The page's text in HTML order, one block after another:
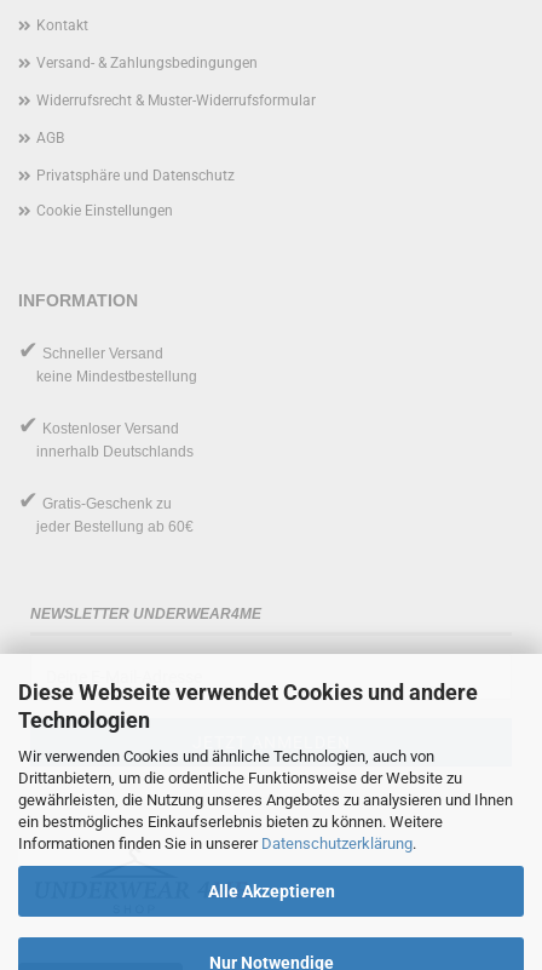
Diese Webseite verwendet Cookies und andere
Technologien
Wir verwenden Cookies und ähnliche Technologien, auch von
Drittanbietern, um die ordentliche Funktionsweise der Website zu
gewährleisten, die Nutzung unseres Angebotes zu analysieren und Ihnen
ein bestmögliches Einkaufserlebnis bieten zu können. Weitere
Informationen finden Sie in unserer Datenschutzerklärung.
Alle Akzeptieren
Nur Notwendige
Kontakt
Versand- & Zahlungsbedingungen
Widerrufsrecht & Muster-Widerrufsformular
AGB
Privatsphäre und Datenschutz
Cookie Einstellungen
INFORMATION
✔ Schneller Versand
keine Mindestbestellung
✔ Kostenloser Versand
innerhalb Deutschlands
✔ Gratis-Geschenk zu
jeder Bestellung ab 60€
NEWSLETTER UNDERWEAR4ME